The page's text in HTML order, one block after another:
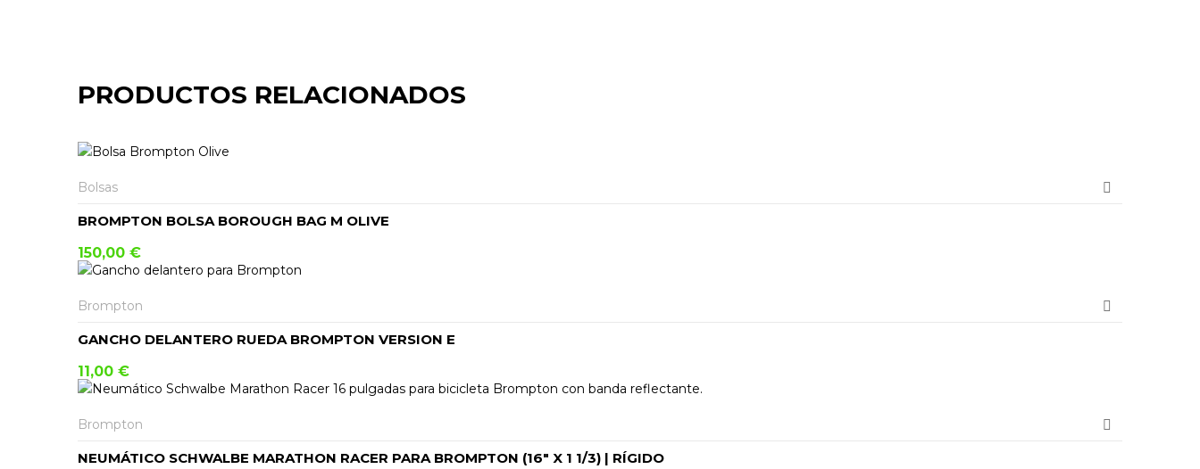
PRODUCTOS RELACIONADOS
Bolsas
BROMPTON BOLSA BOROUGH BAG M OLIVE
150,00 €
Brompton
GANCHO DELANTERO RUEDA BROMPTON VERSION E
11,00 €
Brompton
NEUMÁTICO SCHWALBE MARATHON RACER PARA BROMPTON (16″ X 1 1/3) | RÍGIDO